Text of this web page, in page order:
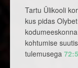
Tartu Ülikooli
kus pidas
kohtumise
tulemusega